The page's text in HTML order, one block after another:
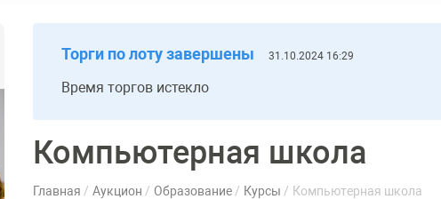
Торги по лоту завершены 31.10.2024 16:29
Время торгов истекло
Компьютерная школа
Главная Аукцион Образование Курсы Компьютерная школа